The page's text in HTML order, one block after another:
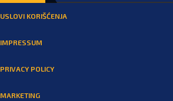
USLOVI KORIŠĆENJA
IMPRESSUM
PRIVACY POLICY
MARKETING